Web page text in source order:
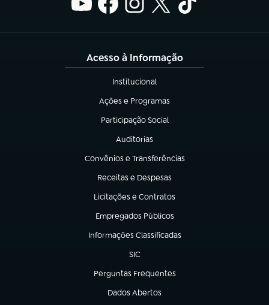
Acesso à Informação
Institucional
(abre em nova aba)
Ações e Programas
(abre em nova aba)
Participação Social
(abre em nova aba)
Auditorias
(abre em nova aba)
Convênios e Transferências
(abre em nova aba)
Receitas e Despesas
(abre em nova aba)
Licitações e Contratos
(abre em nova aba)
Empregados Públicos
(abre em nova aba)
Informações Classificadas
(abre em nova aba)
SIC
(abre em nova aba)
Perguntas Frequentes
(abre em nova aba)
Dados Abertos
(abre em nova aba)